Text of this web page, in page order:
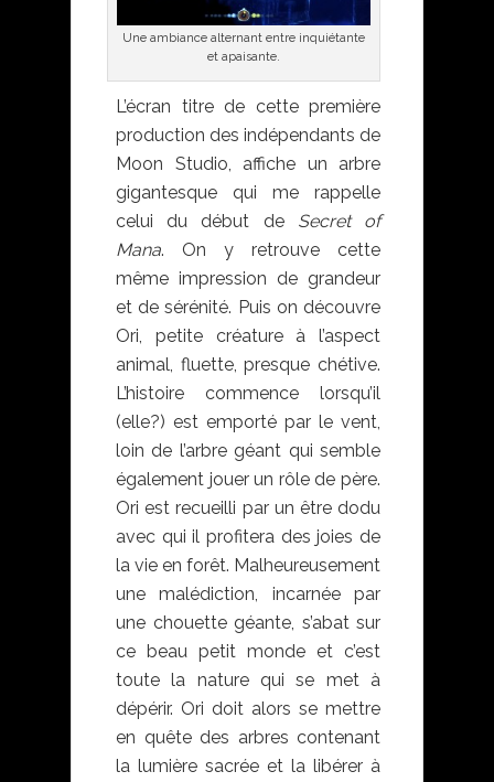
Une ambiance alternant entre inquiétante
et apaisante.
L’écran titre de cette première
production des indépendants de
Moon Studio, affiche un arbre
gigantesque qui me rappelle
celui du début de Secret of
Mana. On y retrouve cette
même impression de grandeur
et de sérénité. Puis on découvre
Ori, petite créature à l’aspect
animal, fluette, presque chétive.
L’histoire commence lorsqu’il
(elle?) est emporté par le vent,
loin de l’arbre géant qui semble
également jouer un rôle de père.
Ori est recueilli par un être dodu
avec qui il profitera des joies de
la vie en forêt. Malheureusement
une malédiction, incarnée par
une chouette géante, s’abat sur
ce beau petit monde et c’est
toute la nature qui se met à
dépérir. Ori doit alors se mettre
en quête des arbres contenant
la lumière sacrée et la libérer à